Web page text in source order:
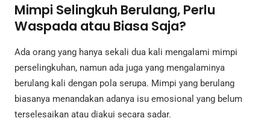
Mimpi Selingkuh Berulang, Perlu
Waspada atau Biasa Saja?
Ada orang yang hanya sekali dua kali mengalami mimpi
perselingkuhan, namun ada juga yang mengalaminya
berulang kali dengan pola serupa. Mimpi yang berulang
biasanya menandakan adanya isu emosional yang belum
terselesaikan atau diakui secara sadar.